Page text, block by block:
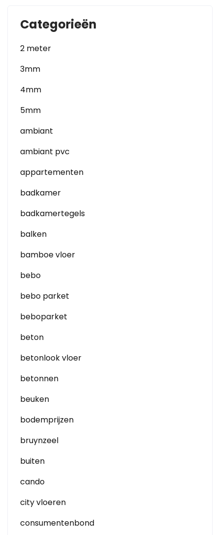
Categorieën
2 meter
3mm
4mm
5mm
ambiant
ambiant pvc
appartementen
badkamer
badkamertegels
balken
bamboe vloer
bebo
bebo parket
beboparket
beton
betonlook vloer
betonnen
beuken
bodemprijzen
bruynzeel
buiten
cando
city vloeren
consumentenbond